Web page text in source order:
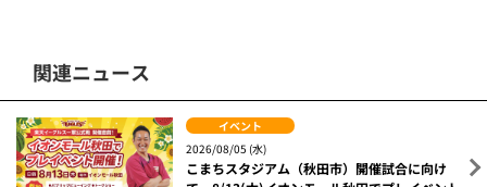
関連ニュース
イベント
2026/08/05 (水)
こまちスタジアム（秋田市）開催試合に向け